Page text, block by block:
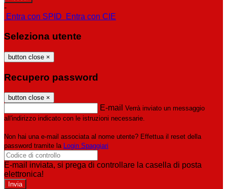
-
Entra con SPID
Entra con CIE
Seleziona utente
button close ×
Recupero password
button close ×
E-mail Verrà inviato un messaggio
all'indirizzo indicato con le istruzioni necessarie.
Non hai una e-mail associata al nome utente? Effettua il reset della
password tramite la Login Spaggiari
E-mail inviata, si prega di controllare la casella di posta
elettronica!